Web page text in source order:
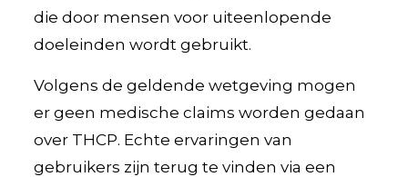
die door mensen voor uiteenlopende
doeleinden wordt gebruikt.
Volgens de geldende wetgeving mogen
er geen medische claims worden gedaan
over THCP. Echte ervaringen van
gebruikers zijn terug te vinden via een